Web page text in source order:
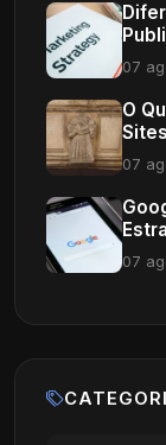
07
O
07
07